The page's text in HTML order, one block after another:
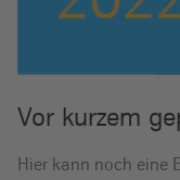
Vor kurzem
Hier kann noch eine